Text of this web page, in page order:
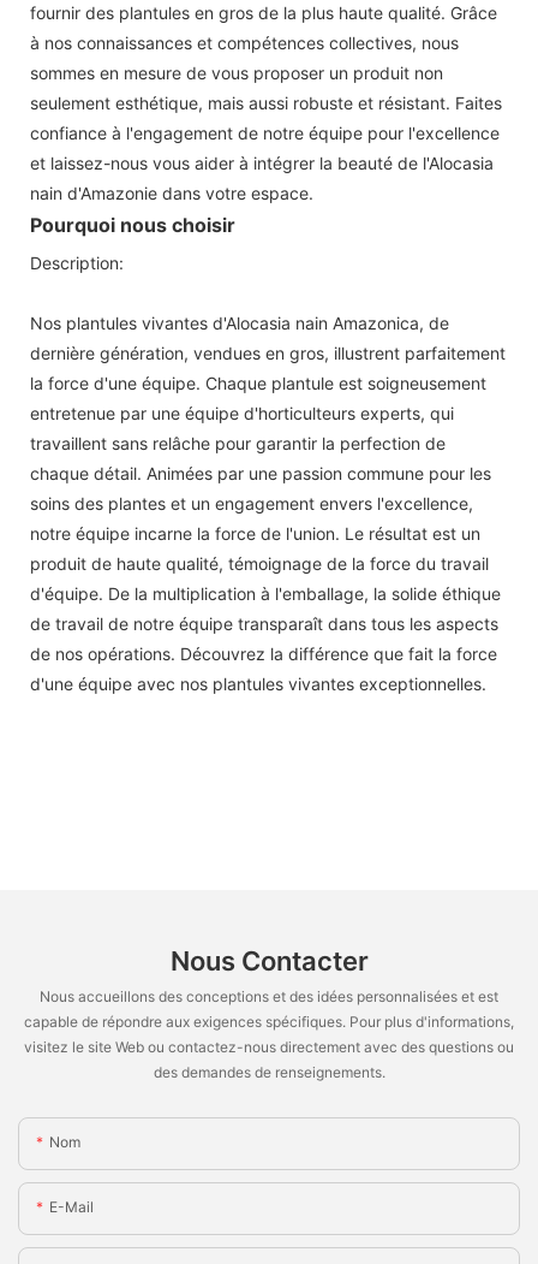
fournir des plantules en gros de la plus haute qualité. Grâce
à nos connaissances et compétences collectives, nous
sommes en mesure de vous proposer un produit non
seulement esthétique, mais aussi robuste et résistant. Faites
confiance à l'engagement de notre équipe pour l'excellence
et laissez-nous vous aider à intégrer la beauté de l'Alocasia
nain d'Amazonie dans votre espace.
Pourquoi nous choisir
Description:
Nos plantules vivantes d'Alocasia nain Amazonica, de
dernière génération, vendues en gros, illustrent parfaitement
la force d'une équipe. Chaque plantule est soigneusement
entretenue par une équipe d'horticulteurs experts, qui
travaillent sans relâche pour garantir la perfection de
chaque détail. Animées par une passion commune pour les
soins des plantes et un engagement envers l'excellence,
notre équipe incarne la force de l'union. Le résultat est un
produit de haute qualité, témoignage de la force du travail
d'équipe. De la multiplication à l'emballage, la solide éthique
de travail de notre équipe transparaît dans tous les aspects
de nos opérations. Découvrez la différence que fait la force
d'une équipe avec nos plantules vivantes exceptionnelles.
Nous Contacter
Nous accueillons des conceptions et des idées personnalisées et est
capable de répondre aux exigences spécifiques. Pour plus d'informations,
visitez le site Web ou contactez-nous directement avec des questions ou
des demandes de renseignements.
Nom
E-Mail